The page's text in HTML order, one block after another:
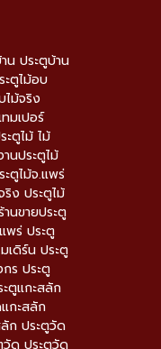
น ประตูบ้าน
ะตูไม้อบ
ม้จริง
มเปอร์
ตูไม้ ไม้
นประตูไม้
ตูไม้จ.แพร่
ริง ประตูไม้
นขายประตู
พร่ ประตู
เดิร์น ประตู
ร ประตู
ตูแกะสลัก
กะสลัก
ก ประตูวัด
วัด ประตูวัด